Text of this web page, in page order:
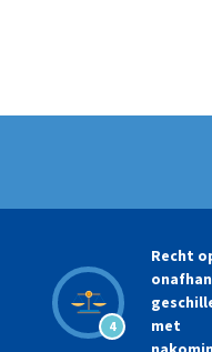
4
Recht
met